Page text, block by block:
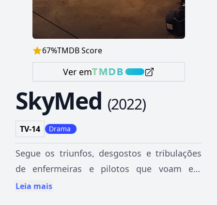
67%TMDB Score
Ver em
SkyMed (2022)
TV-14 Drama
Segue os triunfos, desgostos e tribulações
de enfermeiras e pilotos que voam em
ambulâncias aéreas no remoto norte do
Leia mais